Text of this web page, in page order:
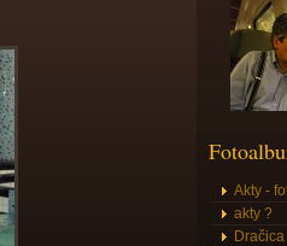
Akty -
akty ?
Dračica